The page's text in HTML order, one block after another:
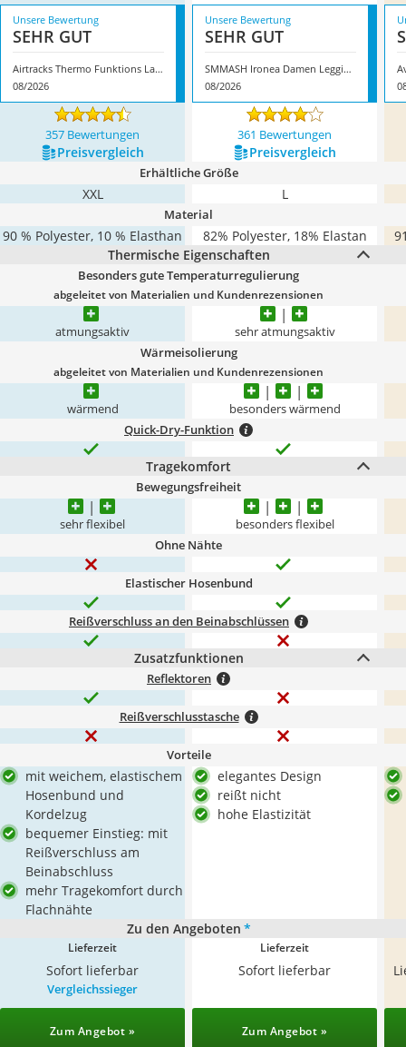
Unsere Bewertung
SEHR GUT
Airtracks Thermo Funktions Laufhose
08/2026
Unsere Bewertung
SEHR GUT
SMMASH Ironea Damen Leggings Lang
08/2026
357 Bewertungen 361 Bewertungen
Preis­vergleich Preis­vergleich
Erhältliche Größe
XXL L
Material
90 % Polyester, 10 % Elasthan 82% Polyester, 18% Elastan
Thermische Eigenschaften
Besonders gute Temperaturregulierung
abgeleitet von Materialien und Kundenrezensionen
atmungsaktiv sehr atmungsaktiv
Wärmeisolierung
abgeleitet von Materialien und Kundenrezensionen
wärmend besonders wärmend
Quick-Dry-Funktion
Tragekomfort
Bewegungsfreiheit
sehr flexibel besonders flexibel
Ohne Nähte
Elastischer Hosenbund
Reißverschluss an den Beinabschlüssen
Zusatzfunktionen
Reflektoren
Reißverschlusstasche
Vorteile
mit weichem, elastischem
Hosenbund und
Kordelzug
bequemer Einstieg: mit
Reißverschluss am
Beinabschluss
mehr Tragekomfort durch
Flachnähte
elegantes Design
reißt nicht
hohe Elastizität
Zu den Angeboten *
Lieferzeit
Sofort lieferbar
Lieferzeit
Sofort lieferbar
Vergleichssieger
Zum Angebot » Zum Angebot »